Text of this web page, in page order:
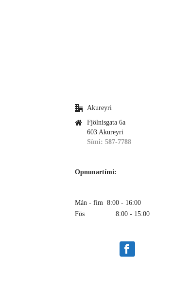
Akureyri
Fjölnisgata 6a
603 Akureyri
Sími: 587-7788
Opnunartími:
Mán - fim 8:00 - 16:00
Fös 8:00 - 15:00